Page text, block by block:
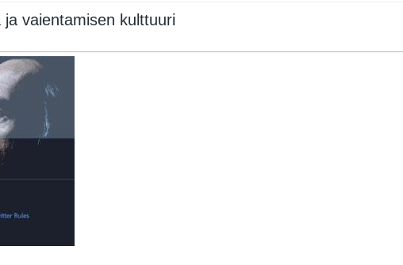
vaientamisen kulttuuri